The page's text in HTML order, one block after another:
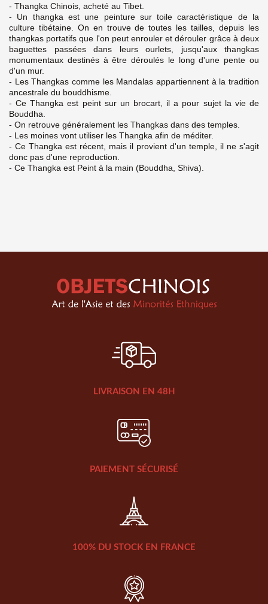
- Thangka Chinois, acheté au Tibet.
- Un thangka est une peinture sur toile caractéristique de la
culture tibétaine. On en trouve de toutes les tailles, depuis les
thangkas portatifs que l'on peut enrouler et dérouler grâce à deux
baguettes passées dans leurs ourlets, jusqu'aux thangkas
monumentaux destinés à être déroulés le long d'une pente ou
d'un mur.
- Les Thangkas comme les Mandalas appartiennent à la tradition
ancestrale du bouddhisme.
- Ce Thangka est peint sur un brocart, il a pour sujet la vie de
Bouddha.
- On retrouve généralement les Thangkas dans des temples.
- Les moines vont utiliser les Thangka afin de méditer.
- Ce Thangka est récent, mais il provient d'un temple, il ne s'agit
donc pas d'une reproduction.
- Ce Thangka est Peint à la main (Bouddha, Shiva).
LIVRAISON EN 48H
PAIEMENT SÉCURISÉ
100% DU STOCK EN FRANCE